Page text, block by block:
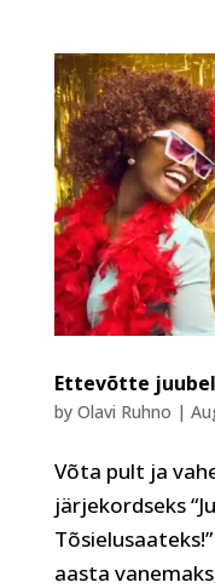
Ettevõtte
by Olavi Ruhno |
Võta pult ja
järjekordseks
aasta